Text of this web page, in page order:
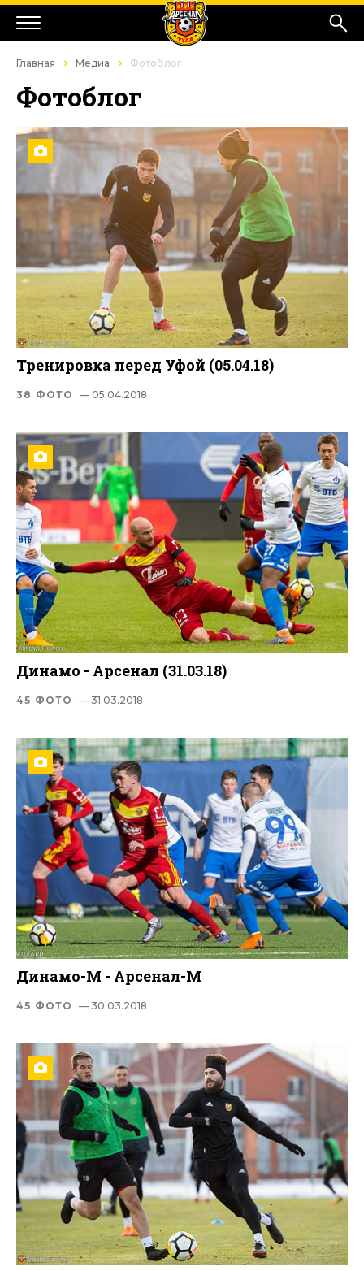
Главная Медиа Фотоблог
Фотоблог
Тренировка перед Уфой (05.04.18)
38 ФОТО — 05.04.2018
Динамо - Арсенал (31.03.18)
45 ФОТО — 31.03.2018
Динамо-М - Арсенал-М
45 ФОТО — 30.03.2018